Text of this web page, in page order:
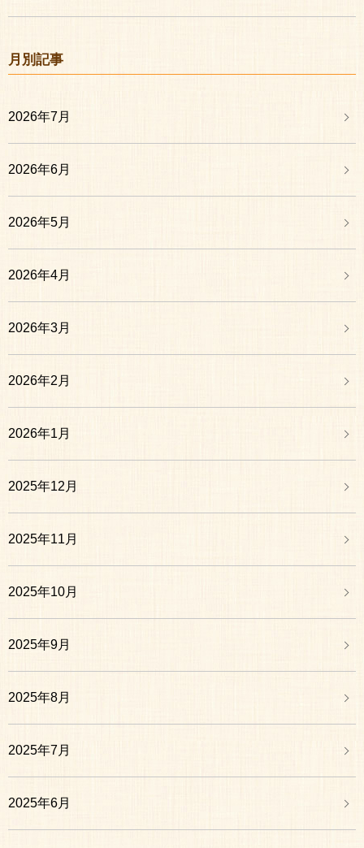
月別記事
2026年7月
2026年6月
2026年5月
2026年4月
2026年3月
2026年2月
2026年1月
2025年12月
2025年11月
2025年10月
2025年9月
2025年8月
2025年7月
2025年6月